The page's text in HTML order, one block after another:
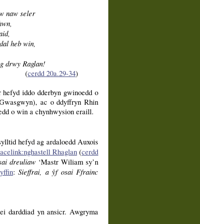
naw seler
heb win,
drwy Raglan!
(cerdd 20a.29-34)
iddo dderbyn gwinoedd o
ac o ddyffryn Rhin
o win a chynhwysion eraill.
hefyd ag ardaloedd Auxois
Rhaglan(cerdd
dreuliaw ‘Mastr Wiliam sy’n
:Sieffrai, a ŷf osai Ffrainc
darddiad yn ansicr. Awgryma